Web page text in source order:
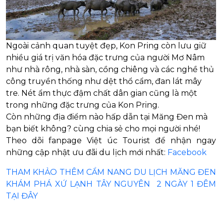
Ngoài cảnh quan tuyệt đẹp, Kon Pring còn lưu giữ
nhiều giá trị văn hóa đặc trưng của người Mơ Nâm
như nhà rông, nhà sàn, cồng chiêng và các nghề thủ
công truyền thống như dệt thổ cẩm, đan lát mây
tre. Nét ẩm thực đậm chất dân gian cũng là một
trong những đặc trưng của Kon Pring.
Còn những địa điểm nào hấp dẫn tại Măng Đen mà
bạn biết không? cùng chia sẻ cho mọi người nhé!
Theo dõi fanpage Việt úc Tourist để nhận ngay
những cập nhật ưu đãi du lịch mới nhất: Facebook
THAM KHẢO THÊM CẨM NANG DU LỊCH MĂNG ĐEN
KHÁM PHÁ XỨ LẠNH TÂY NGUYÊN 2 NGÀY 1 ĐÊM
TẠI ĐÂY